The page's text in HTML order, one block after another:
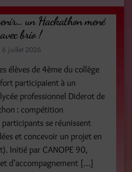
un Hackathon mené
avec brio !
6 juillet 2026
élèves de 4ème du collège
participaient à un
professionnel Diderot de
: compétition
participants se réunissent
et concevoir un projet en
Initié par CANOPE 90,
d’accompagnement […]